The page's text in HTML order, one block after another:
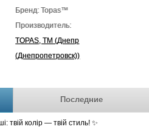
Бренд: Topas™
Производитель:
TOPAS, TM (Днепр
(Днепропетровск))
Последние
твій колір — твій стиль! ✨